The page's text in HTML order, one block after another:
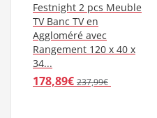
Festnight 2 pcs Meuble
TV Banc TV en
Aggloméré avec
Rangement 120 x 40 x
34...
178,89€ 237,99€